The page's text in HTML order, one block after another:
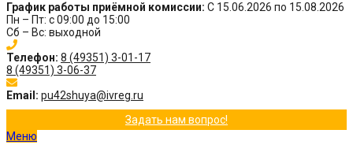
График работы приёмной комиссии: С 15.06.2026 по 15.08.2026
Пн – Пт: с 09:00 до 15:00
Сб – Вс: выходной
Телефон: 8 (49351) 3-01-17
8 (49351) 3-06-37
Email: pu42shuya@ivreg.ru
Задать нам вопрос!
Меню